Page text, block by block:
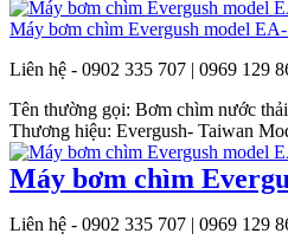
Máy bơm chìm Evergush model
Liên hệ - 0902 335 707 | 0969 129
Tên thường gọi: Bơm chìm nước
Thương hiệu: Evergush- Taiwan
Máy bơm chìm
Liên hệ - 0902 335 707 | 0969 129